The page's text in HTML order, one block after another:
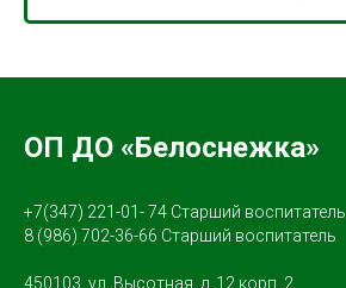
ОП ДО «Белоснежка»
+7(347) 221-01- 74 Старший воспитатель
8 (986) 702-36-66 Старший воспитатель
450103, ул. Высотная, д. 12 корп. 2